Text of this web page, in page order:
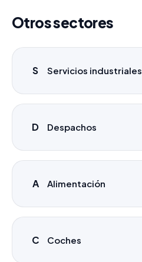
Otros sectores
S Servicios industriales
D Despachos
A Alimentación
C Coches